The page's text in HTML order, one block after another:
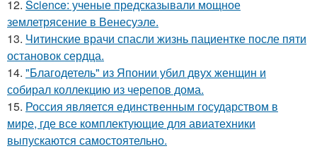
12. Science: ученые предсказывали мощное
землетрясение в Венесуэле.
13. Читинские врачи спасли жизнь пациентке после пяти
остановок сердца.
14. "Благодетель" из Японии убил двух женщин и
собирал коллекцию из черепов дома.
15. Россия является единственным государством в
мире, где все комплектующие для авиатехники
выпускаются самостоятельно.